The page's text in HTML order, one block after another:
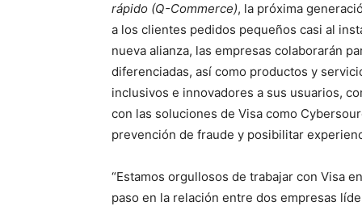
rápido (Q-Commerce), la próxima
a los clientes pedidos pequeños casi al
nueva alianza, las empresas colaborarán
diferenciadas, así como productos y
inclusivos e innovadores a sus usuarios,
con las soluciones de Visa como
prevención de fraude y posibilitar
“Estamos orgullosos de trabajar con Visa
paso en la relación entre dos empresas